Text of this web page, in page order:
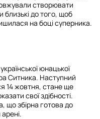
створювати
до того, щоб
на боці суперника.
юнацької
Ситника. Наступний
14 жовтня, стане ще
свої здібності.
що збірна готова до